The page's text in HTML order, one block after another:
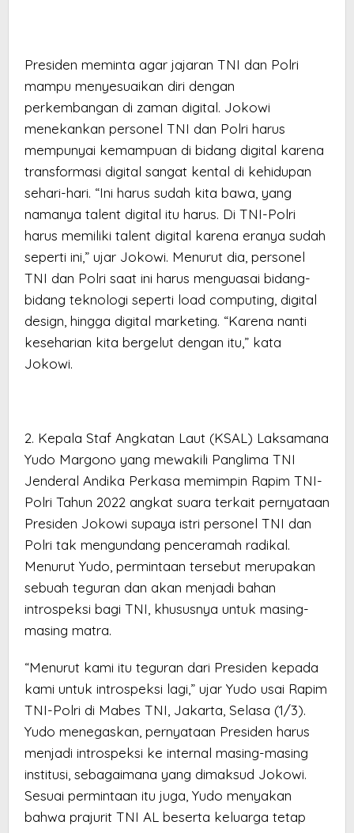
Presiden meminta agar jajaran TNI dan Polri
mampu menyesuaikan diri dengan
perkembangan di zaman digital. Jokowi
menekankan personel TNI dan Polri harus
mempunyai kemampuan di bidang digital karena
transformasi digital sangat kental di kehidupan
sehari-hari. “Ini harus sudah kita bawa, yang
namanya talent digital itu harus. Di TNI-Polri
harus memiliki talent digital karena eranya sudah
seperti ini,” ujar Jokowi. Menurut dia, personel
TNI dan Polri saat ini harus menguasai bidang-
bidang teknologi seperti load computing, digital
design, hingga digital marketing. “Karena nanti
keseharian kita bergelut dengan itu,” kata
Jokowi.
2. Kepala Staf Angkatan Laut (KSAL) Laksamana
Yudo Margono yang mewakili Panglima TNI
Jenderal Andika Perkasa memimpin Rapim TNI-
Polri Tahun 2022 angkat suara terkait pernyataan
Presiden Jokowi supaya istri personel TNI dan
Polri tak mengundang penceramah radikal.
Menurut Yudo, permintaan tersebut merupakan
sebuah teguran dan akan menjadi bahan
introspeksi bagi TNI, khususnya untuk masing-
masing matra.
“Menurut kami itu teguran dari Presiden kepada
kami untuk introspeksi lagi,” ujar Yudo usai Rapim
TNI-Polri di Mabes TNI, Jakarta, Selasa (1/3).
Yudo menegaskan, pernyataan Presiden harus
menjadi introspeksi ke internal masing-masing
institusi, sebagaimana yang dimaksud Jokowi.
Sesuai permintaan itu juga, Yudo menyakan
bahwa prajurit TNI AL beserta keluarga tetap